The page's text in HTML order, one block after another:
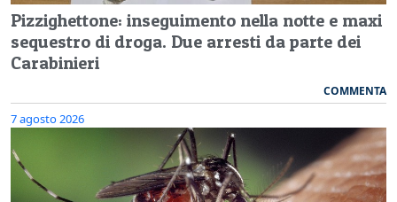
Pizzighettone: inseguimento nella notte e maxi
sequestro di droga. Due arresti da parte dei
Carabinieri
COMMENTA
7 agosto 2026